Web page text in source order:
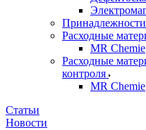
Принадлежности
Расходные
MR Chemie
Расходные
контроля
MR Chemie
Статьи
Новости